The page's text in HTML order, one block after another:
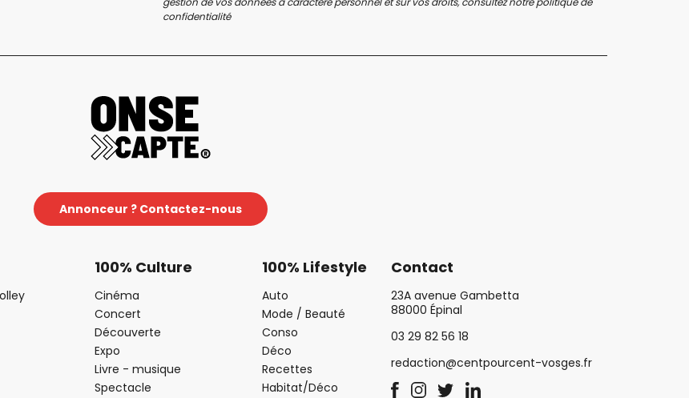
confidentialité
Annonceur ? Contactez-nous
100% Culture
Cinéma
Concert
Découverte
Expo
Livre - musique
Spectacle
100% Lifestyle
Auto
Mode / Beauté
Conso
Déco
Recettes
Habitat/Déco
Contact
23A avenue Gambetta
88000 Épinal
03 29 82 56 18
redaction@centpourcent-vosges.fr